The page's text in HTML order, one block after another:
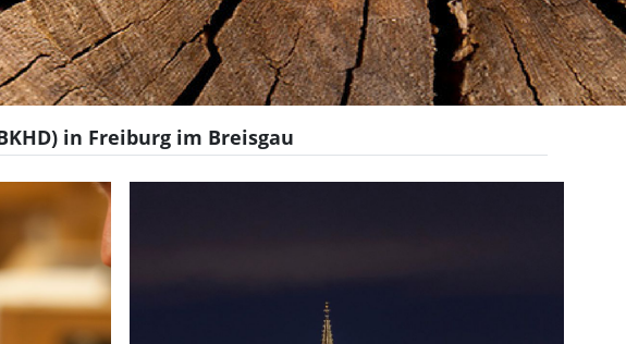
in Freiburg im Breisgau